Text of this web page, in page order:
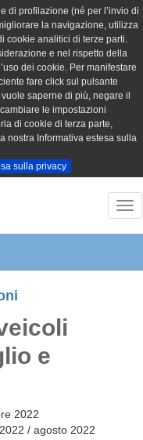
di profilazione (né per l’invio di
la navigazione, utilizza
cookie analitici di terze parti.
e nel rispetto della
dei cookie. Per manifestare
fare click sul pulsante
saperne di più, negare il
le impostazioni
di cookie di terza parte,
nostra Informativa estesa sulla
sulla privacy
e
2022
/ agosto 2022